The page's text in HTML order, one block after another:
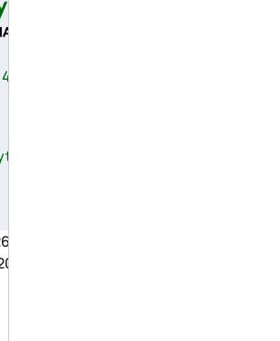
G - 44042 - Cento (Fe) - Italy
- MegaByte Sistemi informatici S.r.l.
-